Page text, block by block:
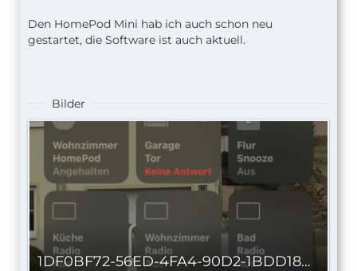
Den HomePod Mini hab ich auch schon neu
gestartet, die Software ist auch aktuell.
Bilder
1DF0BF72-56ED-4FA4-90D2-1BDD18089EC8_autoscaled.jpg